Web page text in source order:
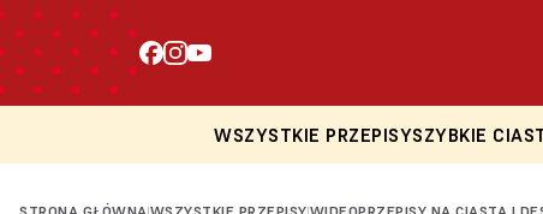
WSZYSTKIE PRZEPISYSZYBKIE